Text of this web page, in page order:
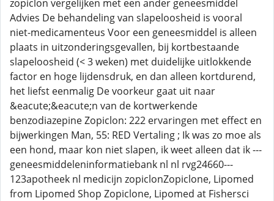
zopiclon vergelijken met een ander geneesmiddel
Advies De behandeling van slapeloosheid is vooral
niet-medicamenteus Voor een geneesmiddel is alleen
plaats in uitzonderingsgevallen, bij kortbestaande
slapeloosheid (< 3 weken) met duidelijke uitlokkende
factor en hoge lijdensdruk, en dan alleen kortdurend,
het liefst eenmalig De voorkeur gaat uit naar
&eacute;&eacute;n van de kortwerkende
benzodiazepine Zopiclon: 222 ervaringen met effect en
bijwerkingen Man, 55: RED Vertaling ; Ik was zo moe als
een hond, maar kon niet slapen, ik weet alleen dat ik ---
geneesmiddeleninformatiebank nl nl rvg24660---
123apotheek nl medicijn zopiclonZopiclone, Lipomed
from Lipomed Shop Zopiclone, Lipomed at Fishersci